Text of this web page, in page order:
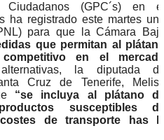
Ciudadanos (GPC´s) en
ha registrado este martes
para que la Cámara
que permitan al
en el
la diputada
Cruz de Tenerife,
“se incluya al plátano
susceptibles
de transporte has